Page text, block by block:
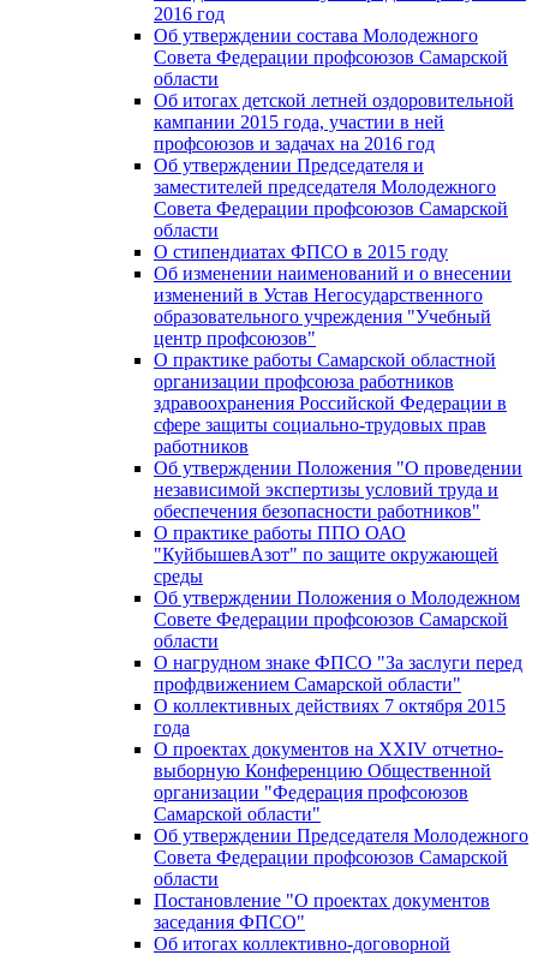
2016 год
Об утверждении состава Молодежного
Совета Федерации профсоюзов Самарской
области
Об итогах детской летней оздоровительной
кампании 2015 года, участии в ней
профсоюзов и задачах на 2016 год
Об утверждении Председателя и
заместителей председателя Молодежного
Совета Федерации профсоюзов Самарской
области
О стипендиатах ФПСО в 2015 году
Об изменении наименований и о внесении
изменений в Устав Негосударственного
образовательного учреждения "Учебный
центр профсоюзов"
О практике работы Самарской областной
организации профсоюза работников
здравоохранения Российской Федерации в
сфере защиты социально-трудовых прав
работников
Об утверждении Положения "О проведении
независимой экспертизы условий труда и
обеспечения безопасности работников"
О практике работы ППО ОАО
"КуйбышевАзот" по защите окружающей
среды
Об утверждении Положения о Молодежном
Совете Федерации профсоюзов Самарской
области
О нагрудном знаке ФПСО "За заслуги перед
профдвижением Самарской области"
О коллективных действиях 7 октября 2015
года
О проектах документов на XXIV отчетно-
выборную Конференцию Общественной
организации "Федерация профсоюзов
Самарской области"
Об утверждении Председателя Молодежного
Совета Федерации профсоюзов Самарской
области
Постановление "О проектах документов
заседания ФПСО"
Об итогах коллективно-договорной